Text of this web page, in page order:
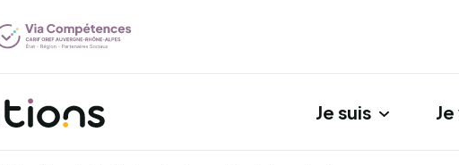
Je suis